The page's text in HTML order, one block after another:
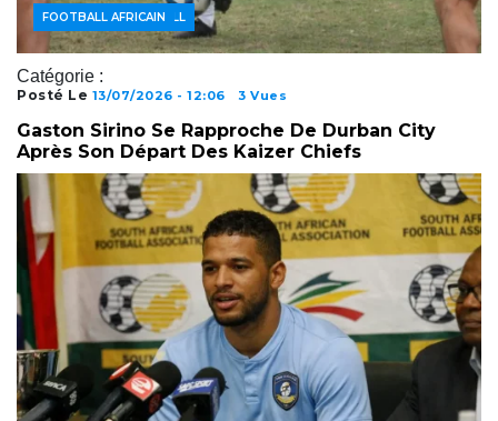
Catégorie :
ACTUALITÉS FOOTBALL
FOOTBALL AFRICAIN
Posté Le 13/07/2026 - 12:06 3 Vues
Gaston Sirino Se Rapproche De Durban City
Après Son Départ Des Kaizer Chiefs